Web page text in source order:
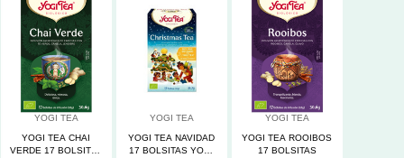
YOGI TEA
YOGI TEA CHAI
VERDE 17 BOLSITAS
YOGI TEA
YOGI TEA NAVIDAD
17 BOLSITAS YOGI
YOGI TEA
YOGI TEA ROOIBOS
17 BOLSITAS